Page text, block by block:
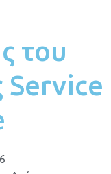
του
Service